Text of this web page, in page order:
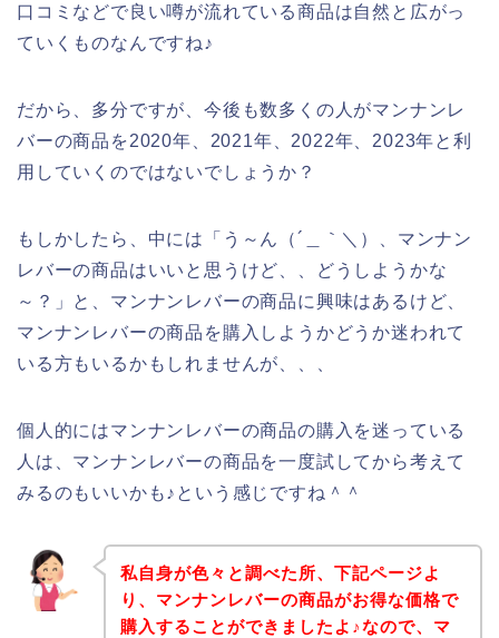
口コミなどで良い噂が流れている商品は自然と広がっ
ていくものなんですね♪
だから、多分ですが、今後も数多くの人がマンナンレ
バーの商品を2020年、2021年、2022年、2023年と利
用していくのではないでしょうか？
もしかしたら、中には「う～ん（´＿｀＼）、マンナン
レバーの商品はいいと思うけど、、どうしようかな
～？」と、マンナンレバーの商品に興味はあるけど、
マンナンレバーの商品を購入しようかどうか迷われて
いる方もいるかもしれませんが、、、
個人的にはマンナンレバーの商品の購入を迷っている
人は、マンナンレバーの商品を一度試してから考えて
みるのもいいかも♪という感じですね＾＾
私自身が色々と調べた所、下記ページよ
り、マンナンレバーの商品がお得な価格で
購入することができましたよ♪なので、マ